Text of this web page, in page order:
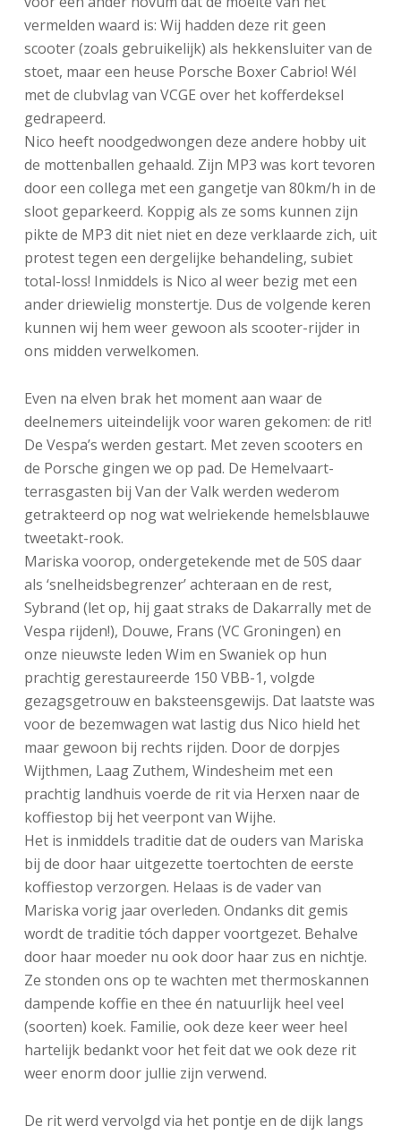
vermelden waard is: Wij hadden deze rit geen
scooter (zoals gebruikelijk) als hekkensluiter van de
stoet, maar een heuse Porsche Boxer Cabrio! Wél
met de clubvlag van VCGE over het kofferdeksel
gedrapeerd.
Nico heeft noodgedwongen deze andere hobby uit
de mottenballen gehaald. Zijn MP3 was kort tevoren
door een collega met een gangetje van 80km/h in de
sloot geparkeerd. Koppig als ze soms kunnen zijn
pikte de MP3 dit niet niet en deze verklaarde zich, uit
protest tegen een dergelijke behandeling, subiet
total-loss! Inmiddels is Nico al weer bezig met een
ander driewielig monstertje. Dus de volgende keren
kunnen wij hem weer gewoon als scooter-rijder in
ons midden verwelkomen.
Even na elven brak het moment aan waar de
deelnemers uiteindelijk voor waren gekomen: de rit!
De Vespa’s werden gestart. Met zeven scooters en
de Porsche gingen we op pad. De Hemelvaart-
terrasgasten bij Van der Valk werden wederom
getrakteerd op nog wat welriekende hemelsblauwe
tweetakt-rook.
Mariska voorop, ondergetekende met de 50S daar
als ‘snelheidsbegrenzer’ achteraan en de rest,
Sybrand (let op, hij gaat straks de Dakarrally met de
Vespa rijden!), Douwe, Frans (VC Groningen) en
onze nieuwste leden Wim en Swaniek op hun
prachtig gerestaureerde 150 VBB-1, volgde
gezagsgetrouw en baksteensgewijs. Dat laatste was
voor de bezemwagen wat lastig dus Nico hield het
maar gewoon bij rechts rijden. Door de dorpjes
Wijthmen, Laag Zuthem, Windesheim met een
prachtig landhuis voerde de rit via Herxen naar de
koffiestop bij het veerpont van Wijhe.
Het is inmiddels traditie dat de ouders van Mariska
bij de door haar uitgezette toertochten de eerste
koffiestop verzorgen. Helaas is de vader van
Mariska vorig jaar overleden. Ondanks dit gemis
wordt de traditie tóch dapper voortgezet. Behalve
door haar moeder nu ook door haar zus en nichtje.
Ze stonden ons op te wachten met thermoskannen
dampende koffie en thee én natuurlijk heel veel
(soorten) koek. Familie, ook deze keer weer heel
hartelijk bedankt voor het feit dat we ook deze rit
weer enorm door jullie zijn verwend.
De rit werd vervolgd via het pontje en de dijk langs